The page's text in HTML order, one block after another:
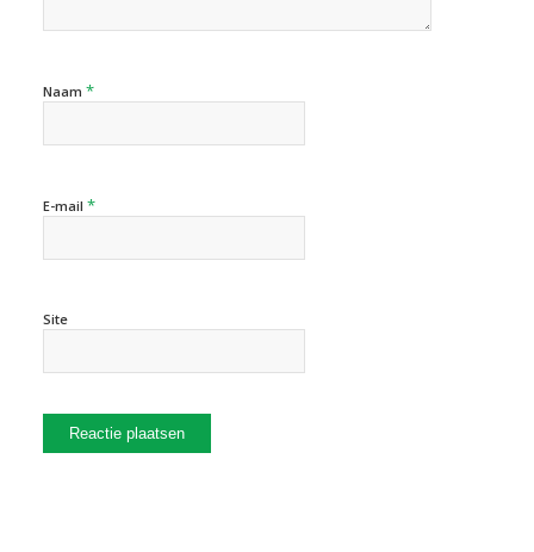
Naam *
E-mail *
Site